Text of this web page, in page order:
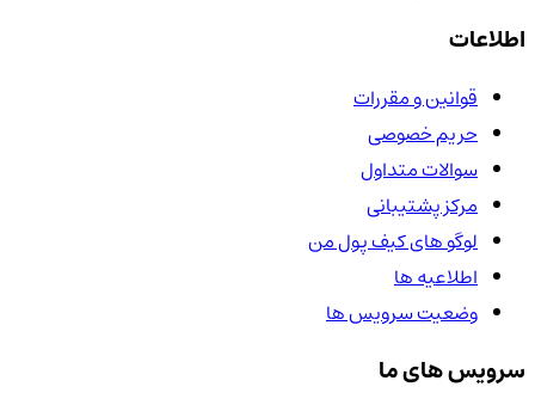
اطلاعات
قوانین و مقررات
حریم خصوصی
سوالات متداول
مرکز پشتیبانی
لوگو های کیف پول من
اطلاعیه ها
وضعیت سرویس ها
سرویس های ما